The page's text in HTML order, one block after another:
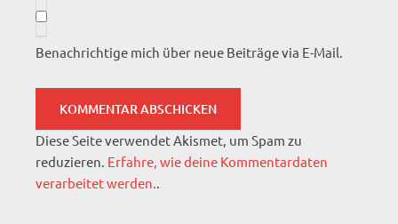
Benachrichtige mich über neue Beiträge via E-Mail.
Diese Seite verwendet Akismet, um Spam zu
reduzieren. Erfahre, wie deine Kommentardaten
verarbeitet werden..